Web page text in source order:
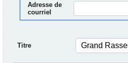
Adresse de
courriel
Titre